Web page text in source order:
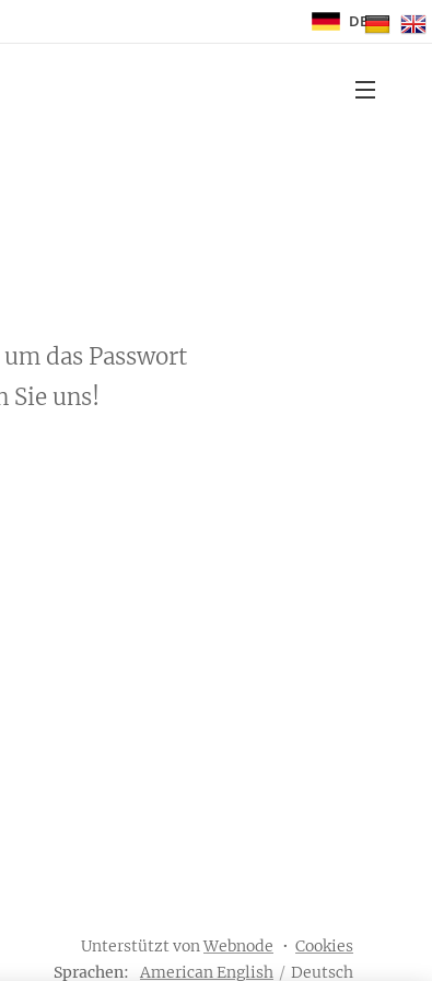
DE
das Passwort
Sie uns!
Unterstützt vonWebnode
Cookies
Sprachen
American English Deutsch